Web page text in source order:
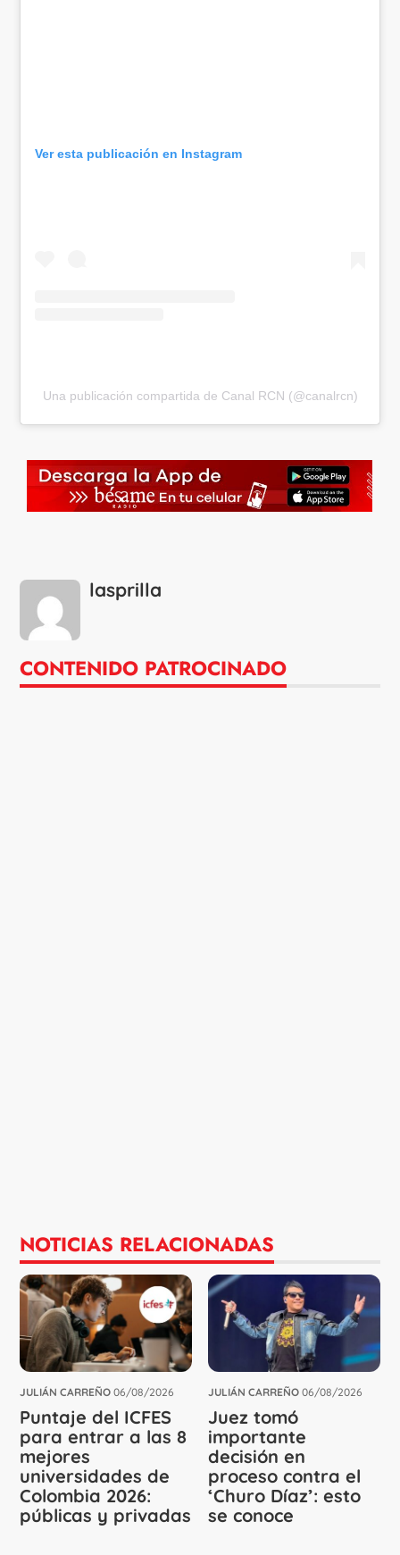
Ver esta publicación en Instagram
Una publicación compartida de Canal RCN (@canalrcn)
lasprilla
CONTENIDO PATROCINADO
NOTICIAS RELACIONADAS
JULIÁN CARREÑO 06/08/2026
Puntaje del ICFES
para entrar a las 8
mejores
universidades de
Colombia 2026:
públicas y privadas
JULIÁN CARREÑO 06/08/2026
Juez tomó
importante
decisión en
proceso contra el
‘Churo Díaz’: esto
se conoce